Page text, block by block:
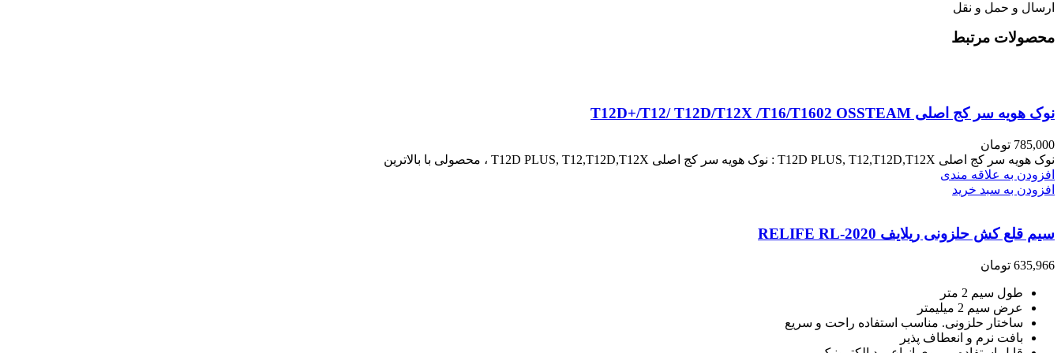
ارسال و حمل و نقل
محصولات مرتبط
نوک هویه سر کج اصلی T12D+/T12/ T12D/T12X /T16/T1602 OSSTEAM
785,000 تومان
نوک هویه سر کج اصلی T12D PLUS, T12,T12D,T12X : نوک هویه سر کج اصلی T12D PLUS, T12,T12D,T12X ، محصولی با بالاترین
افزودن به علاقه مندی
افزودن به سبد خرید
سیم قلع کش حلزونی ریلایف RELIFE RL-2020
635,966 تومان
طول سیم 2 متر
عرض سیم 2 میلیمتر
ساختار حلزونی. مناسب استفاده راحت و سریع
بافت نرم و انعطاف پذیر